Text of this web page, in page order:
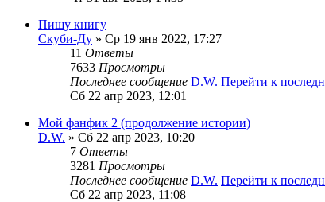
Пишу книгу
Скуби-Ду » Ср 19 янв 2022, 17:27
11 Ответы
7633 Просмотры
Последнее сообщение D.W. Перейти к
Сб 22 апр 2023, 12:01
Мой фанфик 2 (продолжение истории)
D.W. » Сб 22 апр 2023, 10:20
7 Ответы
3281 Просмотры
Последнее сообщение D.W. Перейти к
Сб 22 апр 2023, 11:08